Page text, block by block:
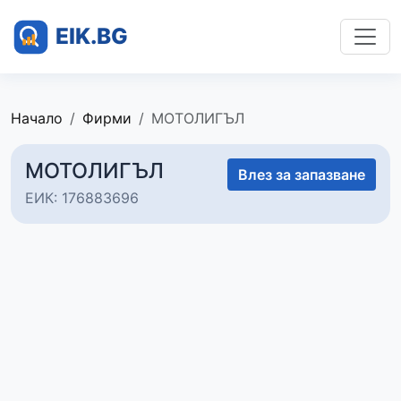
Начало Фирми МОТОЛИГЪЛ
МОТОЛИГЪЛ
ЕИК: 176883696
Влез за запазване